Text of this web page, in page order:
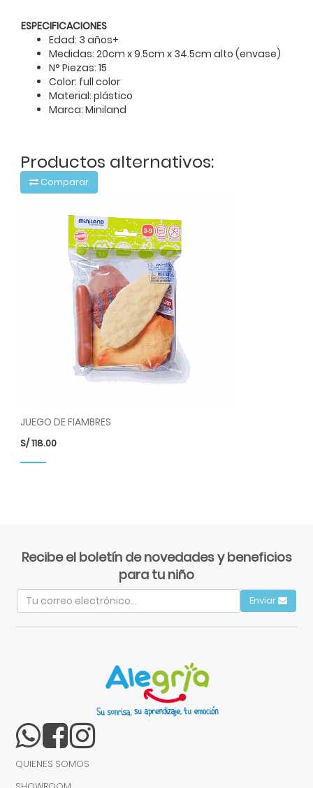
ESPECIFICACIONES
Edad: 3 años+
Medidas: 20cm x 9.5cm x 34.5cm alto (envase)
N° Piezas: 15
Color: full color
Material: plástico
Marca: Miniland
Productos alternativos:
Comparar
JUEGO DE FIAMBRES
S/118.00
Recibe el boletín de novedades y beneficios
para tu niño
Enviar
QUIENES SOMOS